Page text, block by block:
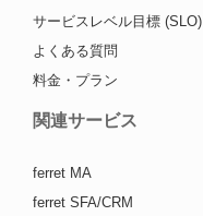
サービスレベル目標 (SLO)
よくある質問
料金・プラン
関連サービス
ferret MA
ferret SFA/CRM